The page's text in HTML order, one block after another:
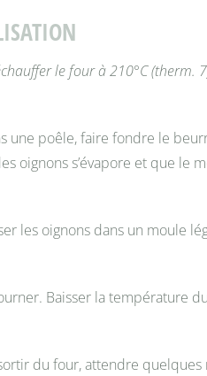
le four à 210°C (therm.
une poêle, faire fondre le
oignons s’évapore et que
les oignons dans un moule
Baisser la température
du four, attendre